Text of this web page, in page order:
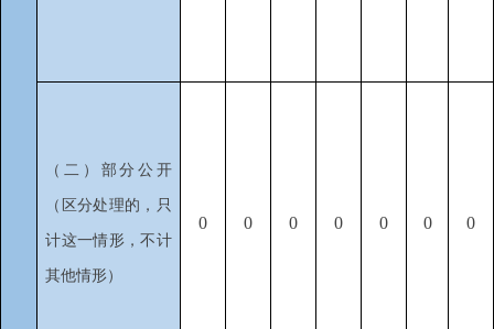
（二）部分公开
（区分处理的，只
计这一情形，不计
其他情形）
0 0 0 0 0 0 0